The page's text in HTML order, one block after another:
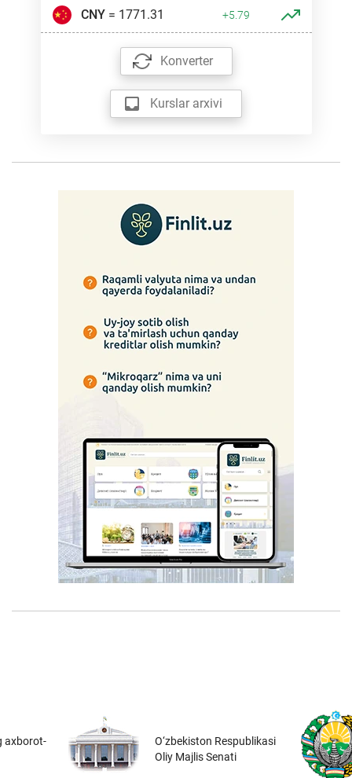
CNY= 1771.31 +5.79
Konverter
Kurslar arxivi
axborot-
O‘zbekiston Respublikasi
Oliy Majlis Senati